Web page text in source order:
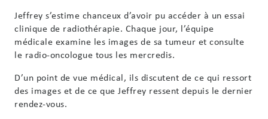
Jeffrey s’estime chanceux d’avoir pu accéder à un essai
clinique de radiothérapie. Chaque jour, l’équipe
médicale examine les images de sa tumeur et consulte
le radio-oncologue tous les mercredis.
D’un point de vue médical, ils discutent de ce qui ressort
des images et de ce que Jeffrey ressent depuis le dernier
rendez-vous.